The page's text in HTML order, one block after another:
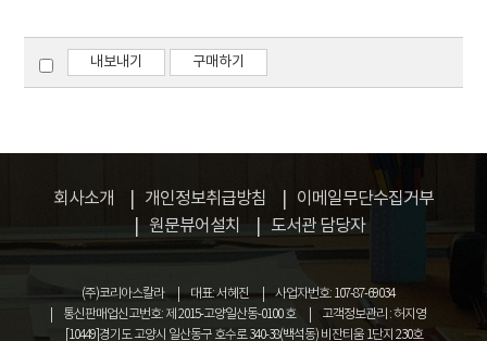
내보내기 구매하기
회사소개 개인정보취급방침
이메일무단수집거부
원문뷰어설치
도서관 담당자
(주)코리아스칼라 대표: 서혜진
사업자번호: 107-87-69034
통신판매업신고번호: 제 2015-고양일산동-0100 호
고객정보관리 : 허지영
[10449]경기도 고양시 일산동구 호수로 340-38(백석동) 비잔티움 1단지 230호